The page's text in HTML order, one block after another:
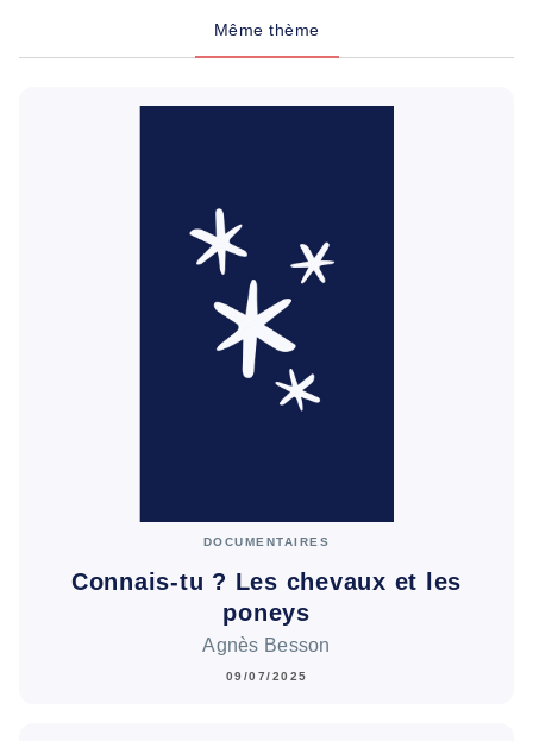
Même thème
DOCUMENTAIRES
Connais-tu ? Les chevaux et les
poneys
Agnès Besson
09/07/2025